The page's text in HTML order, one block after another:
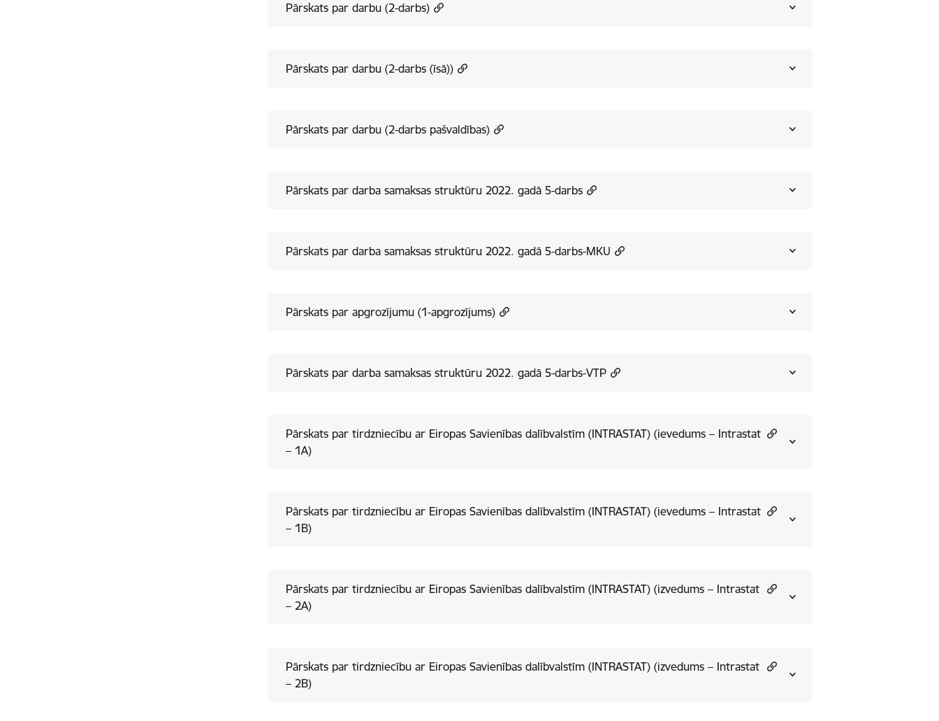
Pārskats par darbu (2-darbs)
Pārskats par darbu (2-darbs (īsā))
Pārskats par darbu (2-darbs pašvaldības)
Pārskats par darba samaksas struktūru 2022. gadā 5-darbs
Pārskats par darba samaksas struktūru 2022. gadā 5-darbs-MKU
Pārskats par apgrozījumu (1-apgrozījums)
Pārskats par darba samaksas struktūru 2022. gadā 5-darbs-VTP
Pārskats par tirdzniecību ar Eiropas Savienības dalībvalstīm (INTRASTAT) (ievedums – Intrastat
– 1A)
Pārskats par tirdzniecību ar Eiropas Savienības dalībvalstīm (INTRASTAT) (ievedums – Intrastat
– 1B)
Pārskats par tirdzniecību ar Eiropas Savienības dalībvalstīm (INTRASTAT) (izvedums – Intrastat
– 2A)
Pārskats par tirdzniecību ar Eiropas Savienības dalībvalstīm (INTRASTAT) (izvedums – Intrastat
– 2B)